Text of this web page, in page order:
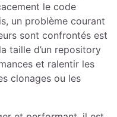
le code
un problème courant
sont confrontés est
taille d’un repository
et ralentir les
clonages ou les